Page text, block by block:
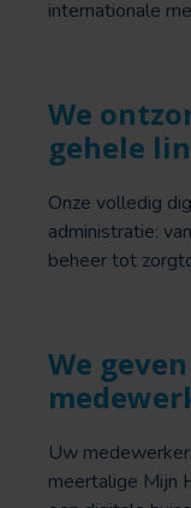
internationale
We
gehele
Onze volledig
administratie:
beheer tot
We
Uw
meertalige Mijn